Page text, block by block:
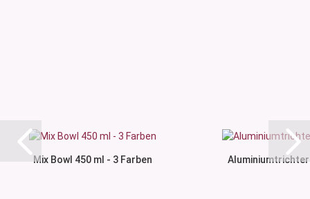
Mix Bowl 450 ml - 3 Farben Aluminiumtrichter